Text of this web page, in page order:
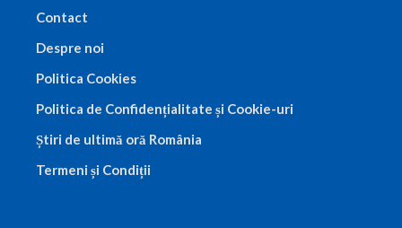
Contact
Despre noi
Politica Cookies
Politica de Confidențialitate și Cookie-uri
Știri de ultimă oră România
Termeni și Condiții